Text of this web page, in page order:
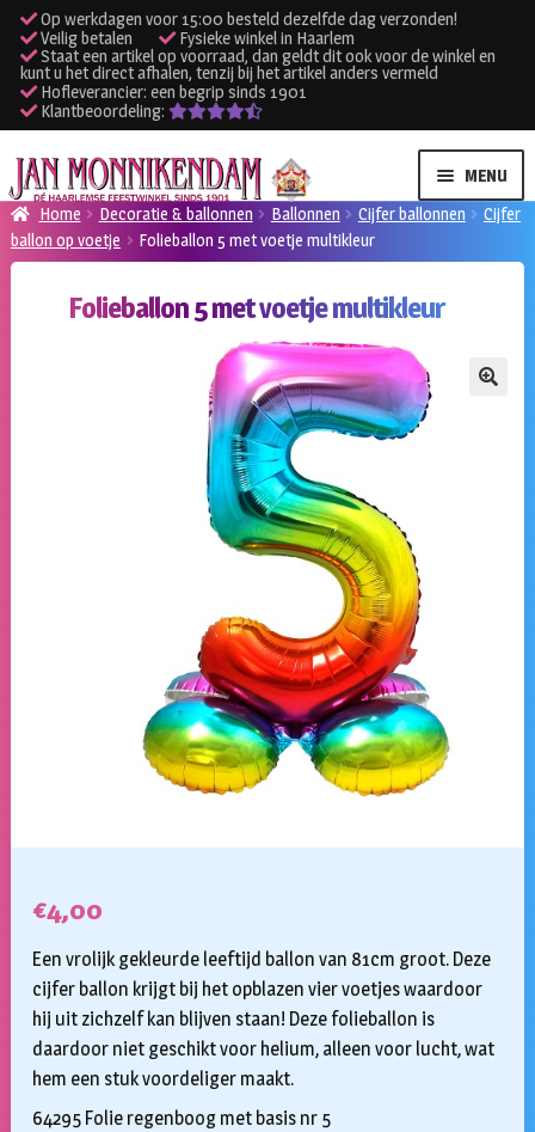
Op werkdagen voor 15:00 besteld dezelfde dag verzonden!
Veilig betalen
Fysieke winkel in Haarlem
Staat een artikel op voorraad, dan geldt dit ook voor de winkel en
kunt u het direct afhalen, tenzij bij het artikel anders vermeld
Hofleverancier: een begrip sinds 1901
Klantbeoordeling:
Ga
door
naar
navigatie
Ga
naar
de
inhoud
MENU
Verhuur kleding
Verhuur apparatuur
Home Decoratie & ballonnen Ballonnen Cijfer ballonnen
Cijfer
ballon op voetje
Folieballon 5 met voetje multikleur
Folieballon 5 met voetje multikleur
€4,00
Een vrolijk gekleurde leeftijd ballon van 81cm groot. Deze
cijfer ballon krijgt bij het opblazen vier voetjes waardoor
hij uit zichzelf kan blijven staan! Deze folieballon is
daardoor niet geschikt voor helium, alleen voor lucht, wat
hem een stuk voordeliger maakt.
64295 Folie regenboog met basis nr 5